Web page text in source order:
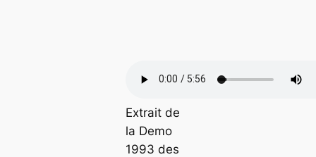
Extrait de
la Demo
1993 des